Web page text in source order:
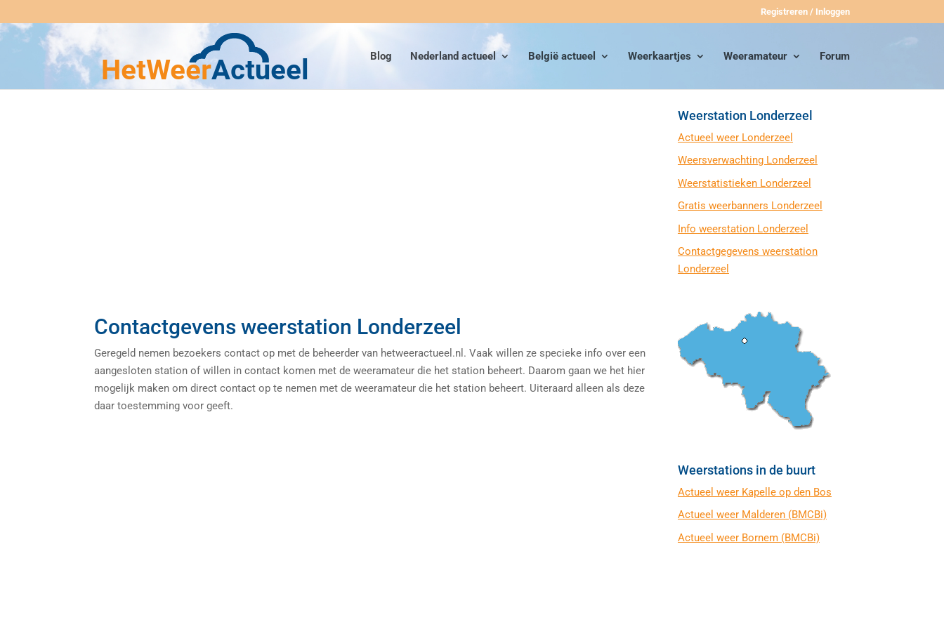
Registreren / Inloggen
Blog Nederland actueel België actueel Weerkaartjes Weeramateur Forum
Contactgevens weerstation Londerzeel
Geregeld nemen bezoekers contact op met de beheerder van hetweeractueel.nl. Vaak willen ze specieke info over een
aangesloten station of willen in contact komen met de weeramateur die het station beheert. Daarom gaan we het hier
mogelijk maken om direct contact op te nemen met de weeramateur die het station beheert. Uiteraard alleen als deze
daar toestemming voor geeft.
Weerstation Londerzeel
Actueel weer Londerzeel
Weersverwachting Londerzeel
Weerstatistieken Londerzeel
Gratis weerbanners Londerzeel
Info weerstation Londerzeel
Contactgegevens weerstation
Londerzeel
Weerstations in de buurt
Actueel weer Kapelle op den Bos
Actueel weer Malderen (BMCBi)
Actueel weer Bornem (BMCBi)